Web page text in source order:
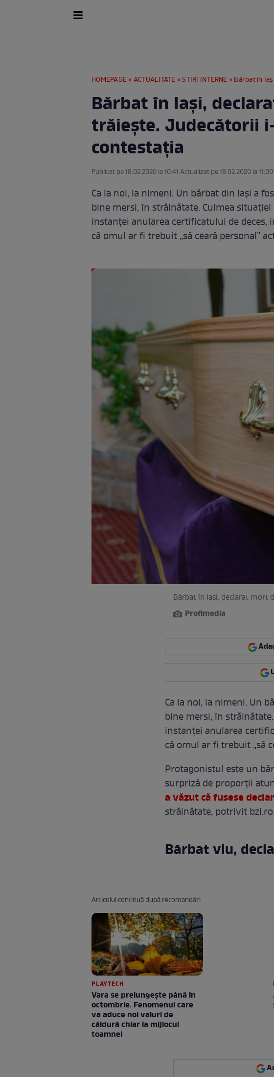
HOMEPAGE »ACTUALITATE »STIRI INTERNE » Bărbat în Iași,
Bărbat în Iași,
trăiește. Judecătorii
contestația
Publicat pe 18.02.2020 la 10:41 Actualizat pe 18.02.2020 la 11:00
Ca la noi, la nimeni. Un bărbat din Iași a
bine mersi, în străinătate. Culmea
instanței anularea certificatului de
că omul ar fi trebuit „să ceară personal”
Bărbat în Iași, declarat mort
Profimedia
Ca la noi, la nimeni. Un
bine mersi, în
instanței anularea
că omul ar fi trebuit „să
Protagonistul este un
surpriză de proporții
a văzut că fusese
străinătate, potrivit bzi.ro.
Bărbat viu,
Articolul continuă după recomandări
PLAYTECH
Vara se prelungeşte până în
octombrie. Fenomenul care
va aduce noi valuri de
căldură chiar la mijlocul
toamnei